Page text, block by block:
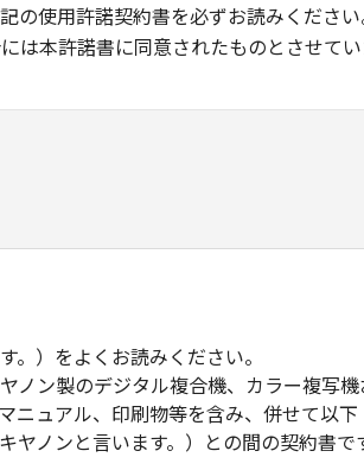
の使用許諾契約書を必ずお読みください
は本許諾書に同意されたものとさせてい
）をよくお読みください。
ノン製のデジタル複合機、カラー複写
ュアル、印刷物等を含み、併せて以
ノンと言います。）との間の契約書で